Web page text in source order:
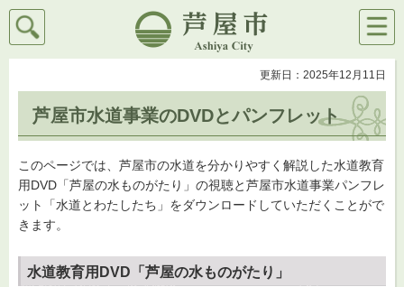
芦屋市
検索
メニ
ュー
更新日：2025年12月11日
芦屋市水道事業のDVDとパンフレット
このページでは、芦屋市の水道を分かりやすく解説した水道教育
用DVD「芦屋の水ものがたり」の視聴と芦屋市水道事業パンフレ
ット「水道とわたしたち」をダウンロードしていただくことがで
きます。
水道教育用DVD「芦屋の水ものがたり」